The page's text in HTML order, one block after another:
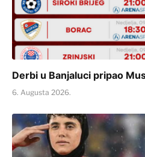
Derbi u Banjaluci pripao
6. Augusta 2026.